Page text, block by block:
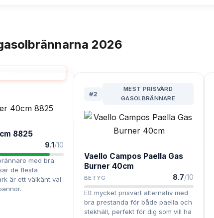
2026
8825
9.1/10
med bra
de flesta
är ett välkänt val
#2
MEST PRISVÄRD
GASOLBRÄNNARE
Vaello Campos Paella Gas
Burner 40cm
BETYG 8.7/10
Ett mycket prisvärt alternativ med
bra prestanda för både paella och
stekhäll, perfekt för dig som vill ha